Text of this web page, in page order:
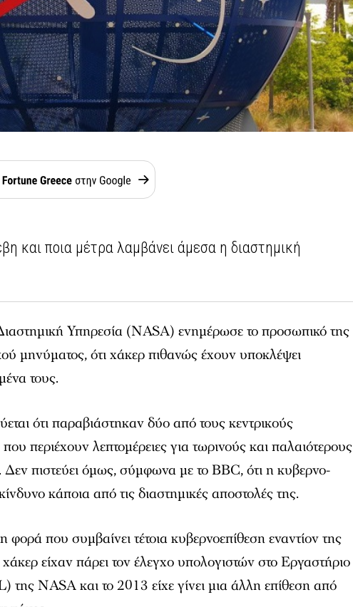
και ποια μέτρα λαμβάνει άμεσα η διαστημική
Υπηρεσία (NASA) ενημέρωσε το προσωπικό της
μηνύματος, ότι χάκερ πιθανώς έχουν υποκλέψει
τους.
ότι παραβιάστηκαν δύο από τους κεντρικούς
περιέχουν λεπτομέρειες για τωρινούς και παλαιότερους
πιστεύει όμως, σύμφωνα με το BBC, ότι η κυβερνο-
κάποια από τις διαστημικές αποστολές της.
φορά που συμβαίνει τέτοια κυβερνοεπίθεση εναντίον της
είχαν πάρει τον έλεγχο υπολογιστών στο Εργαστήριο
της NASA και το 2013 είχε γίνει μια άλλη επίθεση από